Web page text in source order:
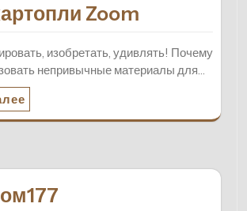
Zoom
изобретать, удивлять! Почему
непривычные материалы для…